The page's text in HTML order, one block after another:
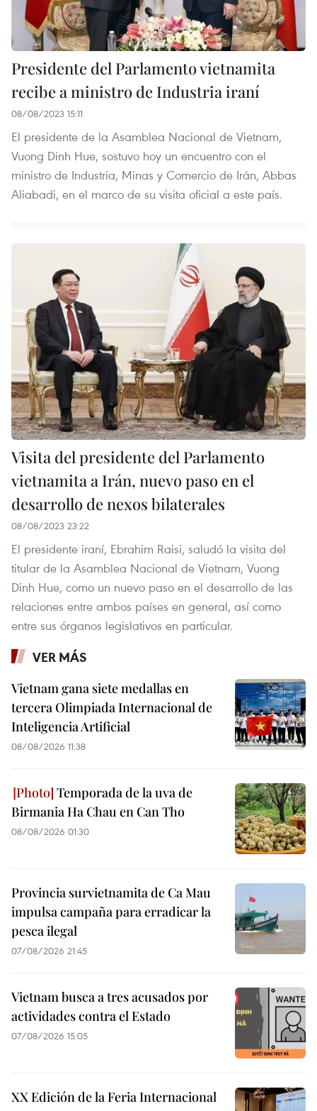
Presidente del Parlamento vietnamita
recibe a ministro de Industria iraní
08/08/2023 15:11
El presidente de la Asamblea Nacional de Vietnam,
Vuong Dinh Hue, sostuvo hoy un encuentro con el
ministro de Industria, Minas y Comercio de Irán, Abbas
Aliabadi, en el marco de su visita oficial a este país.
Visita del presidente del Parlamento
vietnamita a Irán, nuevo paso en el
desarrollo de nexos bilaterales
08/08/2023 23:22
El presidente iraní, Ebrahim Raisi, saludó la visita del
titular de la Asamblea Nacional de Vietnam, Vuong
Dinh Hue, como un nuevo paso en el desarrollo de las
relaciones entre ambos países en general, así como
entre sus órganos legislativos en particular.
VER MÁS
Vietnam gana siete medallas en
tercera Olimpiada Internacional de
Inteligencia Artificial
08/08/2026 11:38
Temporada de la uva de
Birmania Ha Chau en Can Tho
08/08/2026 01:30
Provincia survietnamita de Ca Mau
impulsa campaña para erradicar la
pesca ilegal
07/08/2026 21:45
Vietnam busca a tres acusados por
actividades contra el Estado
07/08/2026 15:05
XX Edición de la Feria Internacional